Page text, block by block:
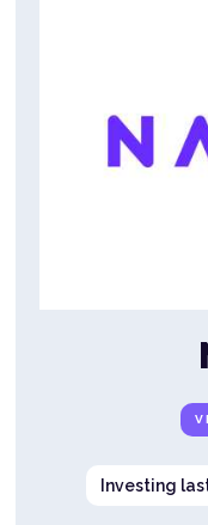
Investing